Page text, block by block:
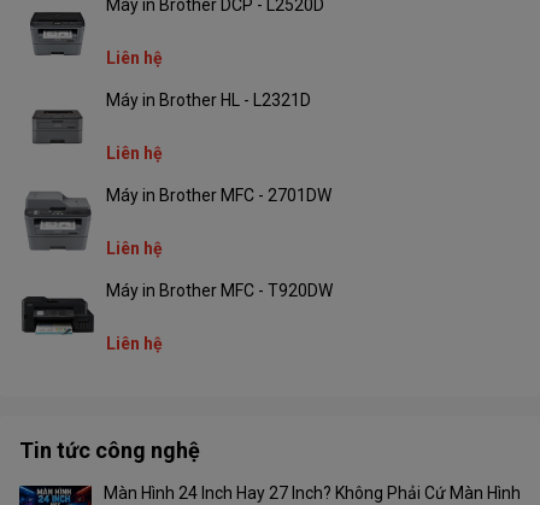
Máy in Brother DCP - L2520D
Liên hệ
Máy in Brother HL - L2321D
Liên hệ
Máy in Brother MFC - 2701DW
Liên hệ
Máy in Brother MFC - T920DW
Liên hệ
Tin tức công nghệ
Màn Hình 24 Inch Hay 27 Inch? Không Phải Cứ Màn Hình